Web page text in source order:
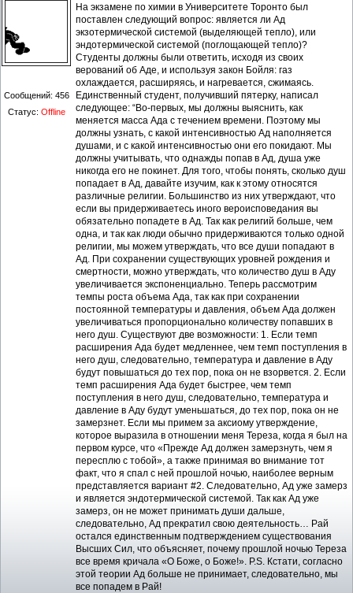
Сообщений: 456
Статус: Offline
На экзамене по химии в Университете Торонто был
поставлен следующий вопрос: является ли Ад
экзотермической системой (выделяющей тепло), или
эндотермической системой (поглощающей тепло)?
Студенты должны были ответить, исходя из своих
верований об Аде, и используя закон Бойля: газ
охлаждается, расширяясь, и нагревается, сжимаясь.
Единственный студент, получивший пятерку, написал
следующее: “Во-первых, мы должны выяснить, как
меняется масса Ада с течением времени. Поэтому мы
должны узнать, с какой интенсивностью Ад наполняется
душами, и с какой интенсивностью они его покидают. Мы
должны учитывать, что однажды попав в Ад, душа уже
никогда его не покинет. Для того, чтобы понять, сколько душ
попадает в Ад, давайте изучим, как к этому относятся
различные религии. Большинство из них утверждают, что
если вы придерживаетесь иного вероисповедания вы
обязательно попадете в Ад. Так как религий больше, чем
одна, и так как люди обычно придерживаются только одной
религии, мы можем утверждать, что все души попадают в
Ад. При сохранении существующих уровней рождения и
смертности, можно утверждать, что количество душ в Аду
увеличивается экспоненциально. Теперь рассмотрим
темпы роста объема Ада, так как при сохранении
постоянной температуры и давления, объем Ада должен
увеличиваться пропорционально количеству попавших в
него душ. Существуют две возможности: 1. Если темп
расширения Ада будет медленнее, чем темп поступления в
него душ, следовательно, температура и давление в Аду
будут повышаться до тех пор, пока он не взорвется. 2. Если
темп расширения Ада будет быстрее, чем темп
поступления в него душ, следовательно, температура и
давление в Аду будут уменьшаться, до тех пор, пока он не
замерзнет. Если мы примем за аксиому утверждение,
которое выразила в отношении меня Тереза, когда я был на
первом курсе, что «Прежде Ад должен замерзнуть, чем я
пересплю с тобой», а также принимая во внимание тот
факт, что я спал с ней прошлой ночью, наиболее верным
представляется вариант #2. Следовательно, Ад уже замерз
и является эндотермической системой. Так как Ад уже
замерз, он не может принимать души дальше,
следовательно, Ад прекратил свою деятельность… Рай
остался единственным подтверждением существования
Высших Сил, что объясняет, почему прошлой ночью Тереза
все время кричала «О Боже, о Боже!». P.S. Кстати, согласно
этой теории Ад больше не принимает, следовательно, мы
все попадем в Рай!